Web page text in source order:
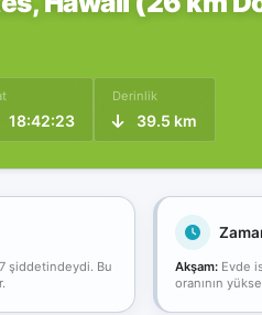
18:42:23
Derinlik
39.5 km
şiddetindeydi. Bu
Akşam:Evde
oranının